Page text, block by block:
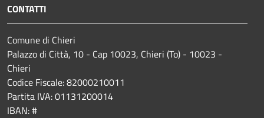
CONTATTI
Comune di Chieri
Palazzo di Città, 10 - Cap 10023, Chieri (To) - 10023 -
Chieri
Codice Fiscale: 82000210011
Partita IVA: 01131200014
IBAN: #